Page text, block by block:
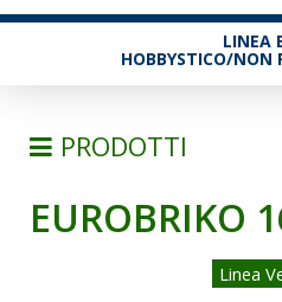
LINEA
HOBBYSTICO/NON
PRODOTTI
SCALE
EUROBRIKO
Linea